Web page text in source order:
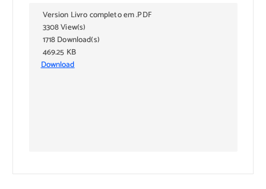
Version Livro completo em .PDF
3308 View(s)
1718 Download(s)
469.25 KB
Download